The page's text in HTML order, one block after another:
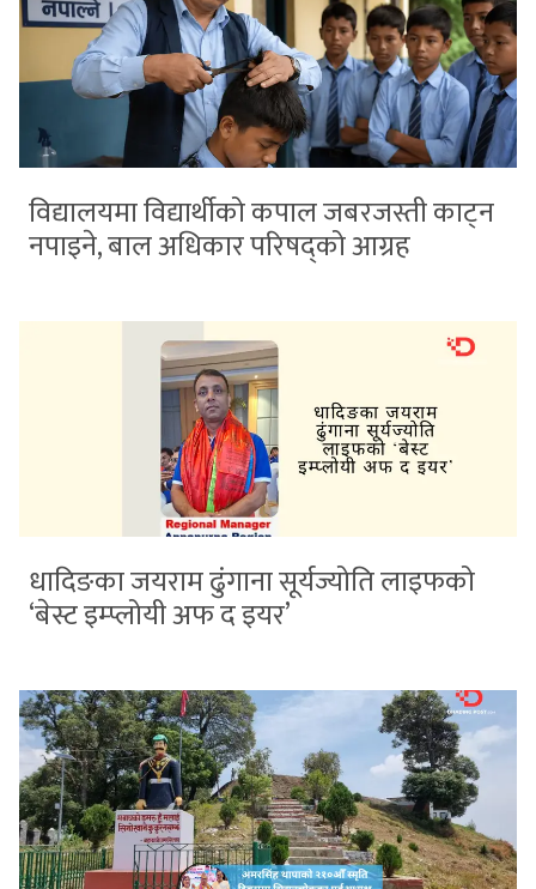
विद्यालयमा विद्यार्थीको कपाल जबरजस्ती काट्न
नपाइने, बाल अधिकार परिषद्को आग्रह
धादिङका जयराम ढुंगाना सूर्यज्योति लाइफको
‘बेस्ट इम्प्लोयी अफ द इयर’